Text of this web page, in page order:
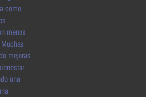
como
menos
mejoras
una